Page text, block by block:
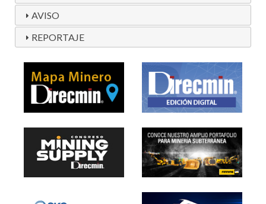
AVISO
REPORTAJE